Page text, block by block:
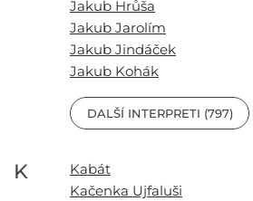
Jakub Hrůša
Jakub Jarolím
Jakub Jindáček
Jakub Kohák
DALŠÍ INTERPRETI (797)
K
Kabát
Kačenka Ujfaluši